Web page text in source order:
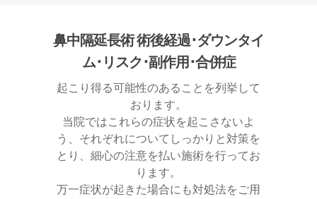
鼻中隔延長術 術後経過･ダウンタイ
ム･リスク･副作用･合併症
起こり得る可能性のあることを列挙して
おります。
当院ではこれらの症状を起こさないよ
う、それぞれについてしっかりと対策を
とり、細心の注意を払い施術を行ってお
ります。
万一症状が起きた場合にも対処法をご用